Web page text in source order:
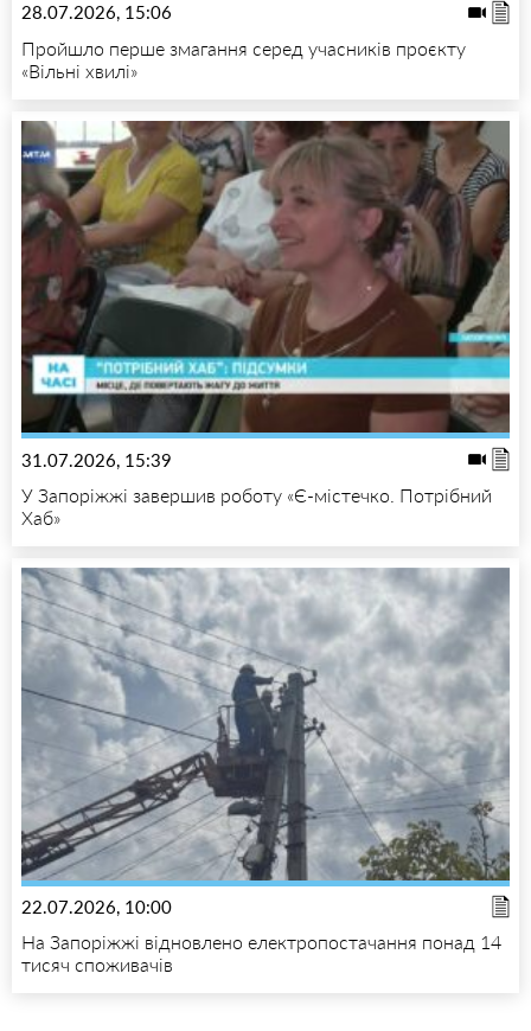
28.07.2026, 15:06
Пройшло перше змагання серед учасників проєкту
«Вільні хвилі»
31.07.2026, 15:39
У Запоріжжі завершив роботу «Є-містечко. Потрібний
Хаб»
22.07.2026, 10:00
На Запоріжжі відновлено електропостачання понад 14
тисяч споживачів